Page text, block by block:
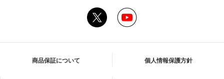
商品保証について 個人情報保護方針